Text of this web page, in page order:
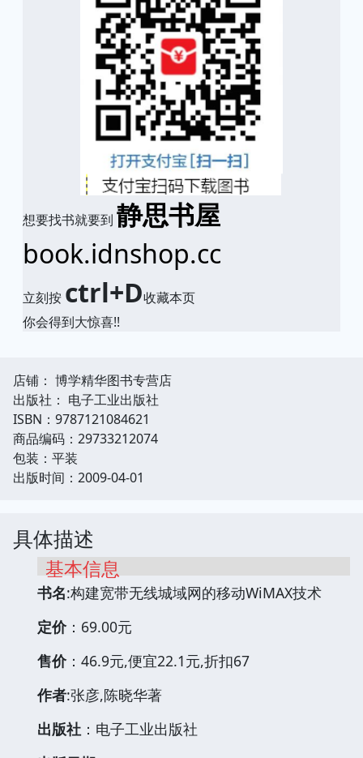
想要找书就要到 静思书屋
book.idnshop.cc
立刻按 ctrl+D收藏本页
你会得到大惊喜!!
店铺： 博学精华图书专营店
出版社： 电子工业出版社
ISBN：9787121084621
商品编码：29733212074
包装：平装
出版时间：2009-04-01
具体描述
基本信息
书名:构建宽带无线城域网的移动WiMAX技术
定价：69.00元
售价：46.9元,便宜22.1元,折扣67
作者:张彦,陈晓华著
出版社 ：电子工业出版社